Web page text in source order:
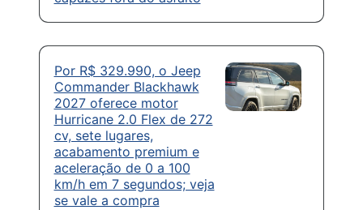
Por R$ 329.990, o Jeep
Commander Blackhawk
2027 oferece motor
Hurricane 2.0 Flex de 272
cv, sete lugares,
acabamento premium e
aceleração de 0 a 100
km/h em 7 segundos; veja
se vale a compra